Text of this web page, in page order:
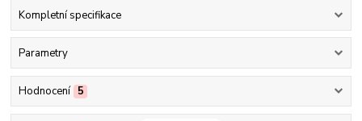
Kompletní specifikace
Parametry
Hodnocení 5